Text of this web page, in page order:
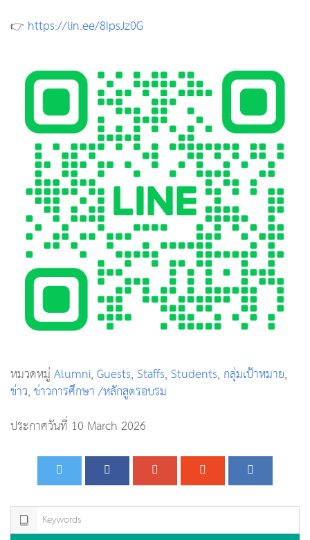
👉 https://lin.ee/8IpsJz0G
หมวดหมู่Alumni,Guests,Staffs,Students, กลุ่มเป้าหมาย,
ข่าว,ข่าวการศึกษา /หลักสูตรอบรม
ประกาศวันที่ 10 March 2026